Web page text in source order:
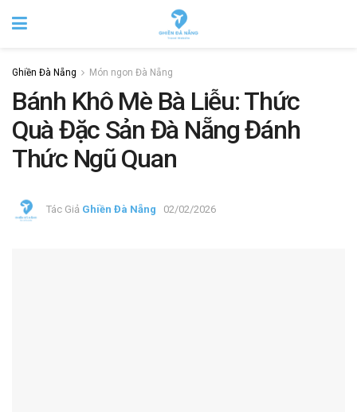
Ghiền Đà Nẵng Món ngon Đà Nẵng
Bánh Khô Mè Bà Liễu: Thức
Quà Đặc Sản Đà Nẵng Đánh
Thức Ngũ Quan
Tác Giả Ghiền Đà Nẵng 02/02/2026